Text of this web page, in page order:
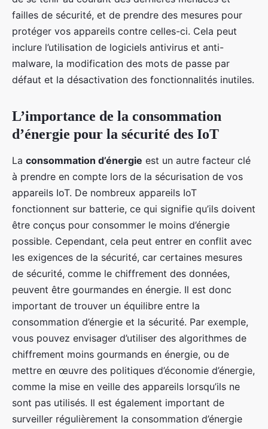
failles de sécurité, et de prendre des mesures pour
protéger vos appareils contre celles-ci. Cela peut
inclure l’utilisation de logiciels antivirus et anti-
malware, la modification des mots de passe par
défaut et la désactivation des fonctionnalités inutiles.
L’importance de la consommation
d’énergie pour la sécurité des IoT
La consommation d’énergie est un autre facteur clé
à prendre en compte lors de la sécurisation de vos
appareils IoT. De nombreux appareils IoT
fonctionnent sur batterie, ce qui signifie qu’ils doivent
être conçus pour consommer le moins d’énergie
possible. Cependant, cela peut entrer en conflit avec
les exigences de la sécurité, car certaines mesures
de sécurité, comme le chiffrement des données,
peuvent être gourmandes en énergie. Il est donc
important de trouver un équilibre entre la
consommation d’énergie et la sécurité. Par exemple,
vous pouvez envisager d’utiliser des algorithmes de
chiffrement moins gourmands en énergie, ou de
mettre en œuvre des politiques d’économie d’énergie,
comme la mise en veille des appareils lorsqu’ils ne
sont pas utilisés. Il est également important de
surveiller régulièrement la consommation d’énergie